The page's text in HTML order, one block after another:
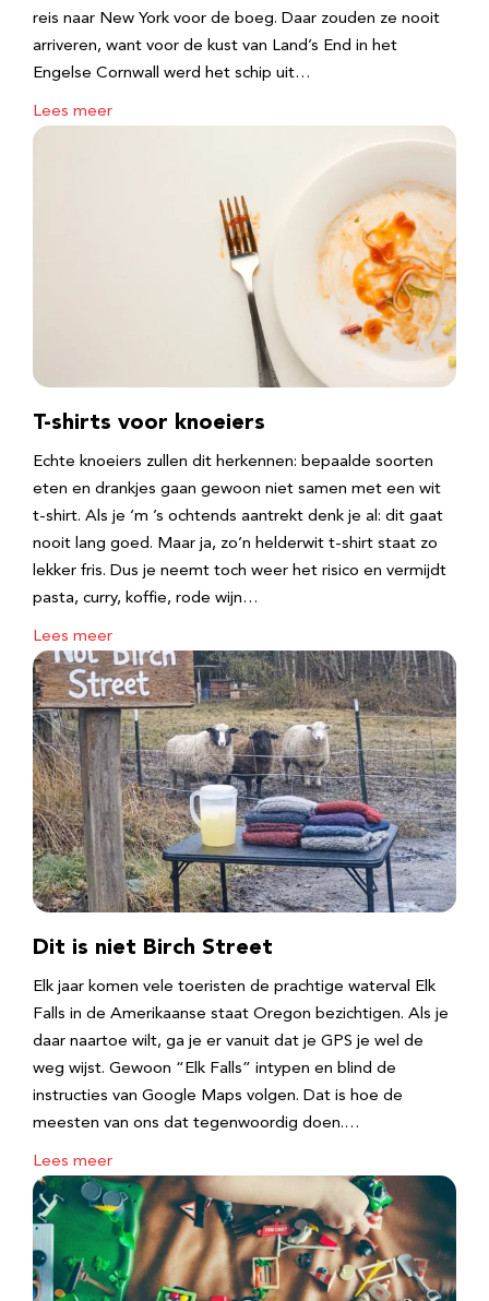
reis naar New York voor de boeg. Daar zouden ze nooit
arriveren, want voor de kust van Land’s End in het
Engelse Cornwall werd het schip uit…
Lees meer
T-shirts voor knoeiers
Echte knoeiers zullen dit herkennen: bepaalde soorten
eten en drankjes gaan gewoon niet samen met een wit
t-shirt. Als je ‘m ’s ochtends aantrekt denk je al: dit gaat
nooit lang goed. Maar ja, zo’n helderwit t-shirt staat zo
lekker fris. Dus je neemt toch weer het risico en vermijdt
pasta, curry, koffie, rode wijn…
Lees meer
Dit is niet Birch Street
Elk jaar komen vele toeristen de prachtige waterval Elk
Falls in de Amerikaanse staat Oregon bezichtigen. Als je
daar naartoe wilt, ga je er vanuit dat je GPS je wel de
weg wijst. Gewoon “Elk Falls” intypen en blind de
instructies van Google Maps volgen. Dat is hoe de
meesten van ons dat tegenwoordig doen.…
Lees meer